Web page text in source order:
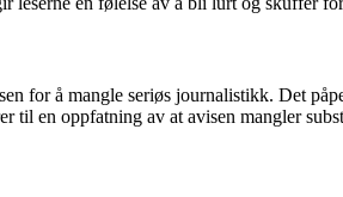
for å mangle seriøs journalistikk. Det
til en oppfatning av at avisen mangler